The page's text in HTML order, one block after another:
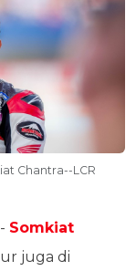
Chantra--LCR
Somkiat
juga di